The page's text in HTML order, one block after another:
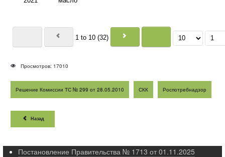
1 to 10 (32)
Просмотров: 17010
Решение Комиссии ТС № 299 от 28.05.2010 СКК Роспотребнадзор
Назад
Постановление Правительства № 1713 от 01.11.2025